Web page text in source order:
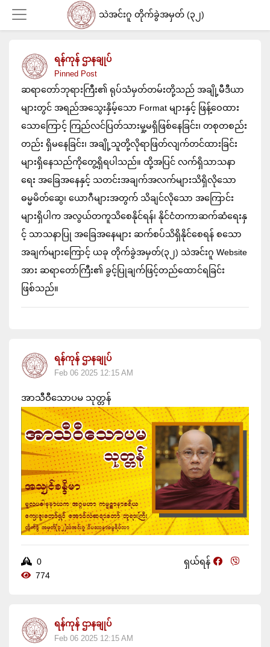
သဲအင်းဂူ တိုက်ခွဲအမှတ် (၃၂)
ရန်ကုန် ဌာနချုပ်
Pinned Post
ဆရာတော်ဘုရားကြီး၏ ရုပ်သံမှတ်တမ်းတို့သည် အချို့မီဒီယာ
များတွင် အရည်အသွေးနှိမ့်သော Format များနှင့် ဖြန့်ဝေထား
သောကြောင့် ကြည်လင်ပြတ်သားမှု့မရှိဖြစ်နေခြင်း၊ တစုတစည်း
တည်း ရှိမနေခြင်း၊ အချို့သူတို့လိုရာဖြတ်လျက်တင်ထားခြင်း
များရှိနေသည်ကိုတွေ့ရှိရပါသည်။ ထို့အပြင် လက်ရှိသာသနာ
ရေး အခြေအနေနှင့် သတင်းအချက်အလက်များသိရှိလိုသော
ဓမ္မမိတ်ဆွေ၊ ယောဂီများအတွက် သိချင်လိုသော အကြောင်း
များရှိပါက အလွယ်တကူသိစေနိုင်ရန်၊ နိုင်ငံတကာဆက်ဆံရေးနှ
င့် သာသနာပြု အခြေအနေများ ဆက်စပ်သိရှိနိုင်စေရန် စသော
အချက်များကြောင့် ယခု တိုက်ခွဲအမှတ်(၃၂) သဲအင်းဂူ Website
အား ဆရာတော်ကြီး၏ ခွင့်ပြုချက်ဖြင့်တည်ထောင်ရခြင်း
ဖြစ်သည်။
ရန်ကုန် ဌာနချုပ်
Feb 06 2025 12:15 AM
အာသီဝီသောပမ သုတ္တန်
0
774
ရှယ်ရန်
ရန်ကုန် ဌာနချုပ်
Feb 06 2025 12:15 AM